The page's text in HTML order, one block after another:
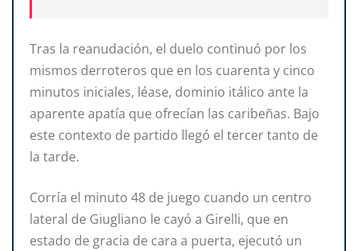
Tras la reanudación, el duelo continuó por los
mismos derroteros que en los cuarenta y cinco
minutos iniciales, léase, dominio itálico ante la
aparente apatía que ofrecían las caribeñas. Bajo
este contexto de partido llegó el tercer tanto de
la tarde.
Corría el minuto 48 de juego cuando un centro
lateral de Giugliano le cayó a Girelli, que en
estado de gracia de cara a puerta, ejecutó un